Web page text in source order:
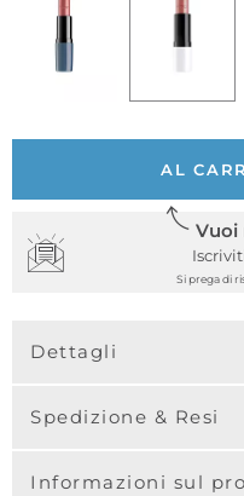
AL
Vuoi
Si prega di
Dettagli
Spedizione & Resi
Informazioni sul